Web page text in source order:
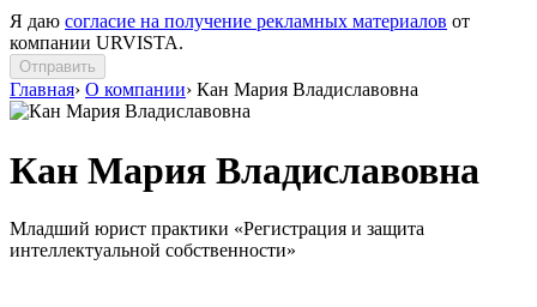
Я даю согласие на получение рекламных материалов от
компании URVISTA.
Отправить
Главная› О компании› Кан Мария Владиславовна
Кан Мария Владиславовна
Младший юрист практики «Регистрация и защита
интеллектуальной собственности»